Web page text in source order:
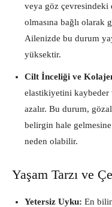
veya göz çevresindeki
olmasına bağlı olarak
Ailenizde bu durum
yüksektir.
Cilt İnceliği ve
elastikiyetini
azalır. Bu durum,
belirgin hale
neden olabilir.
Yaşam Tarzı ve
Yetersiz Uyku: En